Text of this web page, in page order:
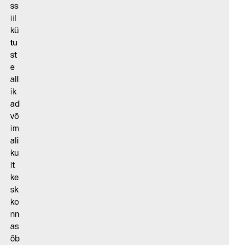
ss
iil
kü
tu
st
e
all
ik
ad
võ
im
ali
ku
lt
ke
sk
ko
nn
as
õb